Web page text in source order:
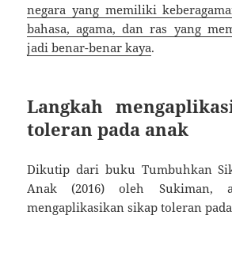
negara yang memiliki
bahasa, agama, dan ras yang
jadi benar-benar kaya.
Langkah
toleran pada anak
Dikutip dari buku Tumbuhkan
Anak (2016) oleh Sukiman,
mengaplikasikan sikap toleran